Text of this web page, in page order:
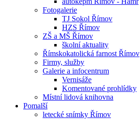
Fotogalerie
TJ Sokol Římov
HZS Římov
ZŠ a MŠ Římov
školní aktuality
Římskokatolická farnost Římov
Firmy, služby
Galerie a infocentrum
Vernisáže
Komentované prohlídky
Místní lidová knihovna
Pomalší
letecké snímky Římov